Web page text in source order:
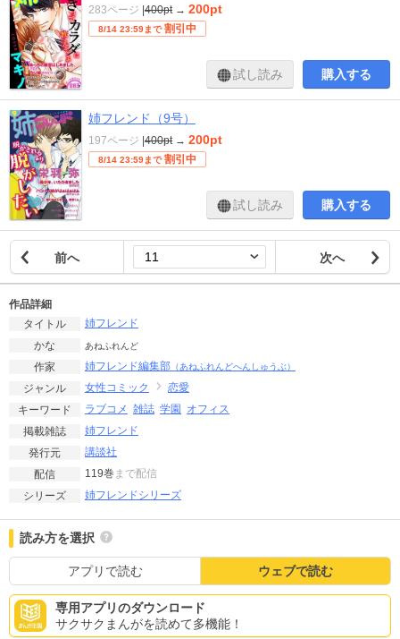
283ページ |400pt → 200pt
8/14 23:59まで 割引中
試し読み 購入する
姉フレンド（9号）
197ページ |400pt → 200pt
8/14 23:59まで 割引中
試し読み 購入する
前へ 次へ
作品詳細
タイトル
姉フレンド
かな
あねふれんど
作家 姉フレンド編集部 （あねふれんどへんしゅうぶ）
ジャンル 女性コミック
恋愛
キーワード
ラブコメ 雑誌 学園
オフィス
掲載雑誌
姉フレンド
発行元
講談社
配信
119巻 まで配信
シリーズ
姉フレンドシリーズ
読み方を選択
アプリで読む ウェブで読む
専用アプリのダウンロード
サクサクまんがを読めて多機能！